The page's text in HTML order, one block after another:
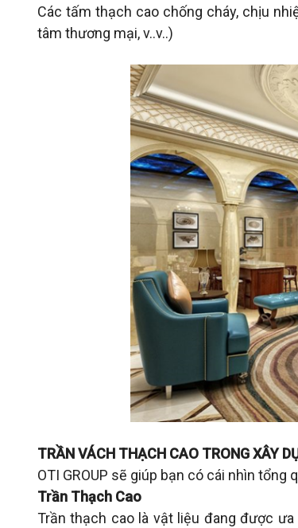
Các tấm thạch cao chống cháy, chịu
tâm thương mại, v..v..)
TRẦN VÁCH THẠCH CAO TRONG XÂY
OTI GROUP sẽ giúp bạn có cái nhìn tổng
Trần Thạch Cao
Trần thạch cao là vật liệu đang được